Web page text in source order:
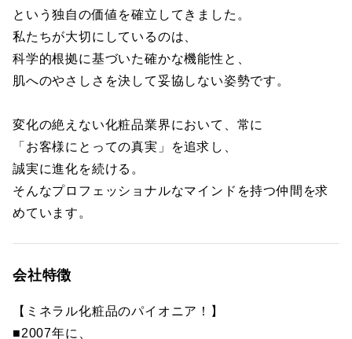
という独自の価値を確立してきました。
私たちが大切にしているのは、
科学的根拠に基づいた確かな機能性と、
肌へのやさしさを決して妥協しない姿勢です。
変化の絶えない化粧品業界において、常に
「お客様にとっての真実」を追求し、
誠実に進化を続ける。
そんなプロフェッショナルなマインドを持つ仲間を求
めています。
会社特徴
【ミネラル化粧品のパイオニア！】
■2007年に、